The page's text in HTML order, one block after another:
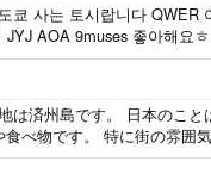
쿄 사는 토시랍니다 QWER
AOA 9muses 좋아해요
は済州島です。 日本のこと
べ物です。 特に街の雰囲